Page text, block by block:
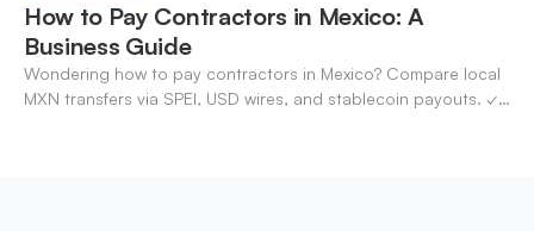
How to Pay Contractors in Mexico: A
Business Guide
Wondering how to pay contractors in Mexico? Compare local
MXN transfers via SPEI, USD wires, and stablecoin payouts. ✓